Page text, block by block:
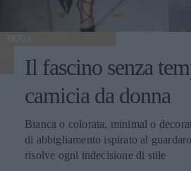
MODA
Il fascino senza
camicia da donna
Bianca o colorata, minimal o
di abbigliamento ispirato al
risolve ogni indecisione di stile